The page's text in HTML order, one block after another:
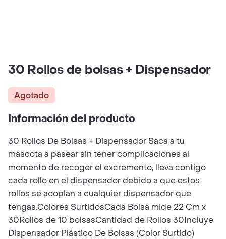
30 Rollos de bolsas + Dispensador
Agotado
Información del producto
30 Rollos De Bolsas + Dispensador Saca a tu
mascota a pasear sin tener complicaciones al
momento de recoger el excremento, lleva contigo
cada rollo en el dispensador debido a que estos
rollos se acoplan a cualquier dispensador que
tengas.Colores SurtidosCada Bolsa mide 22 Cm x
30Rollos de 10 bolsasCantidad de Rollos 30Incluye
Dispensador Plástico De Bolsas (Color Surtido)